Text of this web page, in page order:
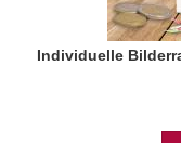
Individuelle